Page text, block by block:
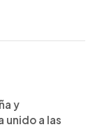
y
unido a las